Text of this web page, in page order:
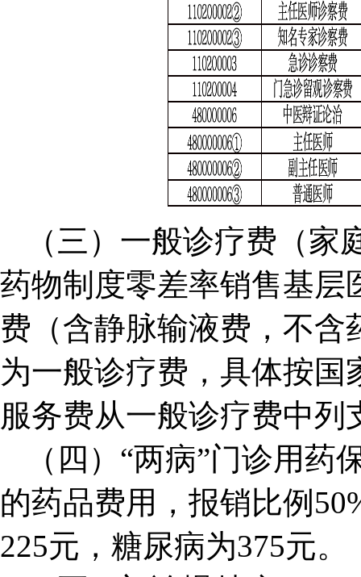
（三）一般诊疗费（
药物制度零差率销售基层
费（含静脉输液费，不
为一般诊疗费，具体按
服务费从一般诊疗费中
（四）“两病”门诊用
的药品费用，报销比例
225元，糖尿病为375元。